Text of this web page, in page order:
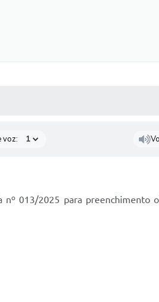
voz:
nº 013/2025 para preenchimento